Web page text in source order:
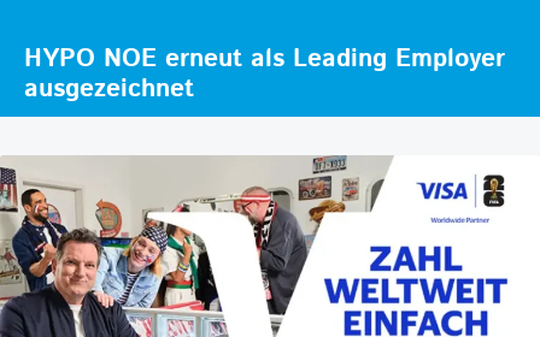
HYPO NOE erneut als Leading Employer
ausgezeichnet